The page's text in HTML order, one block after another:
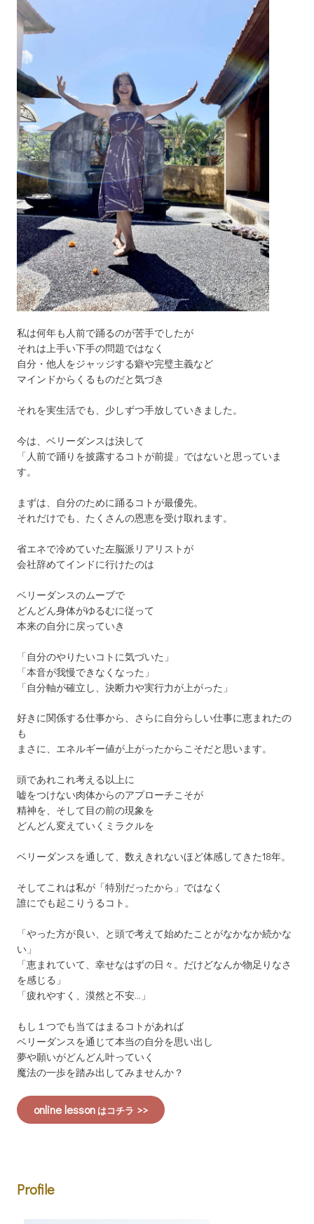
私は何年も人前で踊るのが苦手でしたが
それは上手い下手の問題ではなく
自分・他人をジャッジする癖や完璧主義など
マインドからくるものだと気づき
それを実生活でも、少しずつ手放していきました。
今は、ベリーダンスは決して
「人前で踊りを披露するコトが前提」ではないと思っていま
す。
まずは、自分のために踊るコトが最優先。
それだけでも、たくさんの恩恵を受け取れます。
省エネで冷めていた左脳派リアリストが
会社辞めてインドに行けたのは
ベリーダンスのムーブで
どんどん身体がゆるむに従って
本来の自分に戻っていき
「自分のやりたいコトに気づいた」
「本音が我慢できなくなった」
「自分軸が確立し、決断力や実行力が上がった」
好きに関係する仕事から、さらに自分らしい仕事に恵まれたの
も
まさに、エネルギー値が上がったからこそだと思います。
頭であれこれ考える以上に
嘘をつけない肉体からのアプローチこそが
精神を、そして目の前の現象を
どんどん変えていくミラクルを
ベリーダンスを通して、数えきれないほど体感してきた18年。
そしてこれは私が「特別だったから」ではなく
誰にでも起こりうるコト。
「やった方が良い、と頭で考えて始めたことがなかなか続かな
い」
「恵まれていて、幸せなはずの日々。だけどなんか物足りなさ
を感じる」
「疲れやすく、漠然と不安…」
もし１つでも当てはまるコトがあれば
ベリーダンスを通じて本当の自分を思い出し
夢や願いがどんどん叶っていく
魔法の一歩を踏み出してみませんか？
online lesson はコチラ >>
Profile